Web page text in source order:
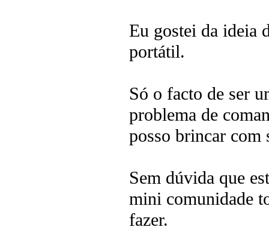
Eu gostei da ideia
portátil.
Só o facto de ser
problema de
posso brincar com
Sem dúvida que
mini comunidade
fazer.